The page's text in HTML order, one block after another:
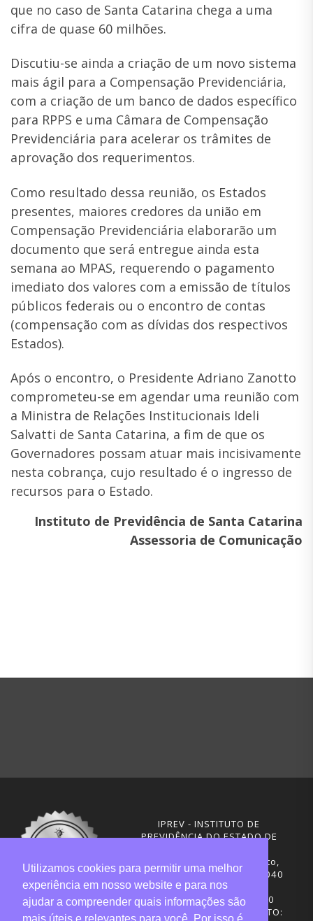
que no caso de Santa Catarina chega a uma
cifra de quase 60 milhões.
Discutiu-se ainda a criação de um novo sistema
mais ágil para a Compensação Previdenciária,
com a criação de um banco de dados específico
para RPPS e uma Câmara de Compensação
Previdenciária para acelerar os trâmites de
aprovação dos requerimentos.
Como resultado dessa reunião, os Estados
presentes, maiores credores da união em
Compensação Previdenciária elaborarão um
documento que será entregue ainda esta
semana ao MPAS, requerendo o pagamento
imediato dos valores com a emissão de títulos
públicos federais ou o encontro de contas
(compensação com as dívidas dos respectivos
Estados).
Após o encontro, o Presidente Adriano Zanotto
comprometeu-se em agendar uma reunião com
a Ministra de Relações Institucionais Ideli
Salvatti de Santa Catarina, a fim de que os
Governadores possam atuar mais incisivamente
nesta cobrança, cujo resultado é o ingresso de
recursos para o Estado.
Instituto de Previdência de Santa Catarina
Assessoria de Comunicação
IPREV - INSTITUTO DE
PREVIDÊNCIA DO ESTADO DE
Rua Visconde de Ouro Preto,
291 – Centro - CEP: 88020-040
Florianópolis - SC
Telefones: (48) 3665-4600
HORÁRIO DE FUNCIONAMENTO:
Utilizamos cookies para permitir uma melhor
experiência em nosso website e para nos
ajudar a compreender quais informações são
mais úteis e relevantes para você. Por isso é